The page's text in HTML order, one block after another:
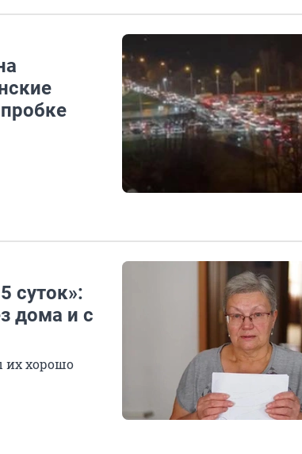
суток»:
дома и с
их хорошо